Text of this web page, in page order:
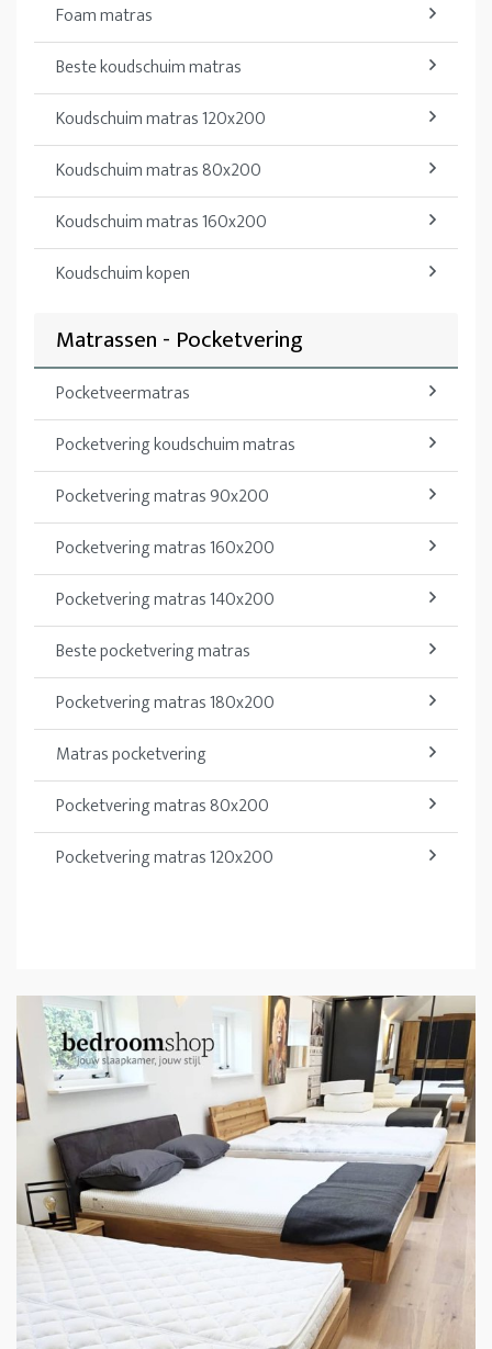
Foam matras
Beste koudschuim matras
Koudschuim matras 120x200
Koudschuim matras 80x200
Koudschuim matras 160x200
Koudschuim kopen
Matrassen - Pocketvering
Pocketveermatras
Pocketvering koudschuim matras
Pocketvering matras 90x200
Pocketvering matras 160x200
Pocketvering matras 140x200
Beste pocketvering matras
Pocketvering matras 180x200
Matras pocketvering
Pocketvering matras 80x200
Pocketvering matras 120x200